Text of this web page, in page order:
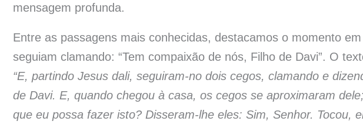
mensagem profunda.
Entre as passagens mais conhecidas, destacamos o momento
seguiam clamando: “Tem compaixão de nós, Filho de Davi”. O
“E, partindo Jesus dali, seguiram-no dois cegos, clamando e
de Davi. E, quando chegou à casa, os cegos se aproximaram
que eu possa fazer isto? Disseram-lhe eles: Sim, Senhor. Tocou,